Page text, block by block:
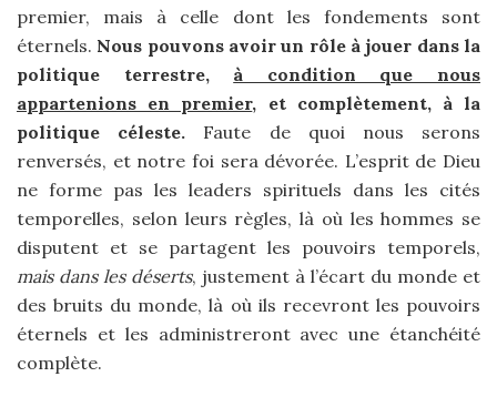
premier, mais à celle dont les fondements sont
éternels. Nous pouvons avoir un rôle à jouer dans la
politique terrestre,
à condition que nous
appartenions en premier, et complètement, à la
politique céleste. Faute de quoi nous serons
renversés, et notre foi sera dévorée. L’esprit de Dieu
ne forme pas les leaders spirituels dans les cités
temporelles, selon leurs règles, là où les hommes se
disputent et se partagent les pouvoirs temporels,
mais dans les déserts, justement à l’écart du monde et
des bruits du monde, là où ils recevront les pouvoirs
éternels et les administreront avec une étanchéité
complète.